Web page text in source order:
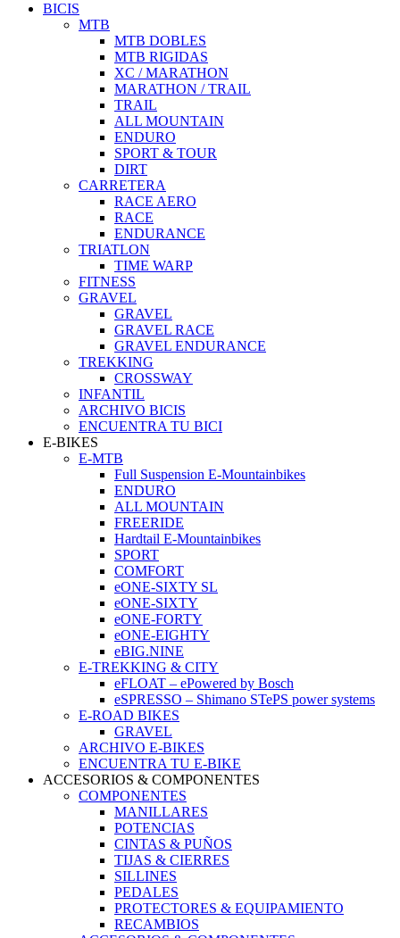
BICIS
MTB
MTB DOBLES
MTB RIGIDAS
XC / MARATHON
MARATHON / TRAIL
TRAIL
ALL MOUNTAIN
ENDURO
SPORT & TOUR
DIRT
CARRETERA
RACE AERO
RACE
ENDURANCE
TRIATLON
TIME WARP
FITNESS
GRAVEL
GRAVEL
GRAVEL RACE
GRAVEL ENDURANCE
TREKKING
CROSSWAY
INFANTIL
ARCHIVO BICIS
ENCUENTRA TU BICI
E-BIKES
E-MTB
Full Suspension E-Mountainbikes
ENDURO
ALL MOUNTAIN
FREERIDE
Hardtail E-Mountainbikes
SPORT
COMFORT
eONE-SIXTY SL
eONE-SIXTY
eONE-FORTY
eONE-EIGHTY
eBIG.NINE
E-TREKKING & CITY
eFLOAT – ePowered by Bosch
eSPRESSO – Shimano STePS power systems
E-ROAD BIKES
GRAVEL
ARCHIVO E-BIKES
ENCUENTRA TU E-BIKE
ACCESORIOS & COMPONENTES
COMPONENTES
MANILLARES
POTENCIAS
CINTAS & PUÑOS
TIJAS & CIERRES
SILLINES
PEDALES
PROTECTORES & EQUIPAMIENTO
RECAMBIOS